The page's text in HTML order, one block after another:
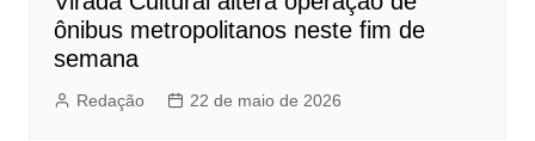
ônibus metropolitanos neste fim de
semana
Redação 22 de maio de 2026